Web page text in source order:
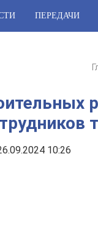
ПЕРЕДАЧИ
10:26